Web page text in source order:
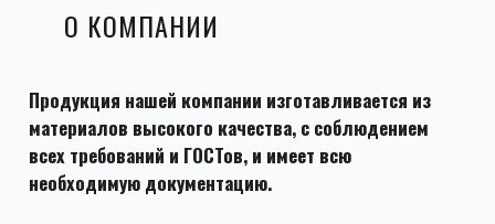
О КОМПАНИИ
Продукция нашей компании изготавливается из
материалов высокого качества, с соблюдением
всех требований и ГОСТов, и имеет всю
необходимую документацию.